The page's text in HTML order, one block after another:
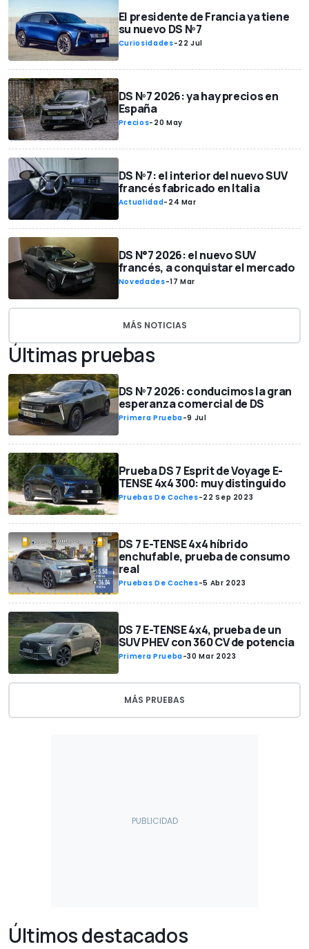
El presidente de Francia ya tiene
su nuevo DS Nº7
Curiosidades-22 Jul
DS Nº7 2026: ya hay precios en
España
Precios- 20 May
DS Nº7: el interior del nuevo SUV
francés fabricado en Italia
Actualidad- 24 Mar
DS N°7 2026: el nuevo SUV
francés, a conquistar el mercado
Novedades-17 Mar
MÁS NOTICIAS
Últimas pruebas
DS Nº7 2026: conducimos la gran
esperanza comercial de DS
Primera Prueba-9 Jul
Prueba DS 7 Esprit de Voyage E-
TENSE 4x4 300: muy distinguido
Pruebas De Coches-22 Sep 2023
DS 7 E-TENSE 4x4 híbrido
enchufable, prueba de consumo
real
Pruebas De Coches-5 Abr 2023
DS 7 E-TENSE 4x4, prueba de un
SUV PHEV con 360 CV de potencia
Primera Prueba-30 Mar 2023
MÁS PRUEBAS
Últimos destacados